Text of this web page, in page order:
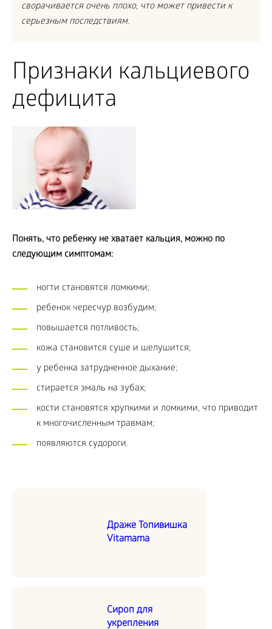
сворачивается очень плохо, что может привести к
серьезным последствиям.
Признаки кальциевого
дефицита
Понять, что ребенку не хватает кальция, можно по
следующим симптомам:
ногти становятся ломкими;
ребенок чересчур возбудим;
повышается потливость;
кожа становится суше и шелушится;
у ребенка затрудненное дыхание;
стирается эмаль на зубах;
кости становятся хрупкими и ломкими, что приводит
к многочисленным травмам;
появляются судороги.
Драже Топивишка
Vitamama
Сироп для
укрепления